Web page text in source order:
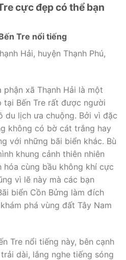
cực đẹp có thể bạn
Tre nổi tiếng
Hải, huyện Thạnh Phú,
xã Thạnh Hải là một
Bến Tre rất được người
du lịch ưa chuộng. Bởi vì đặc
không có bờ cát trắng hay
với những bãi biển khác. Bù
khung cảnh thiên nhiên
hóa cùng bầu không khí cực
vì lẽ này mà các bạn
biển Cồn Bửng làm đích
phá vùng đất Tây Nam
Tre nổi tiếng này, bên cạnh
dài, lắng nghe tiếng sóng